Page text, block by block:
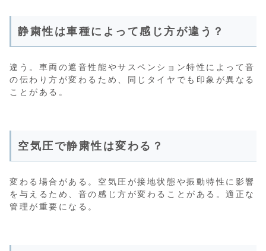
静粛性は車種によって感じ方が違う？
違う。車両の遮音性能やサスペンション特性によって音
の伝わり方が変わるため、同じタイヤでも印象が異なる
ことがある。
空気圧で静粛性は変わる？
変わる場合がある。空気圧が接地状態や振動特性に影響
を与えるため、音の感じ方が変わることがある。適正な
管理が重要になる。